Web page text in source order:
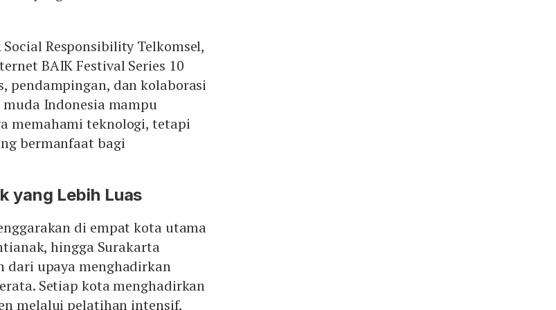
Responsibility Telkomsel,
BAIK Festival Series 10
pendampingan, dan kolaborasi
Indonesia mampu
memahami teknologi, tetapi
bermanfaat bagi
yang Lebih Luas
di empat kota utama
hingga Surakarta
dari upaya menghadirkan
Setiap kota menghadirkan
melalui pelatihan intensif,